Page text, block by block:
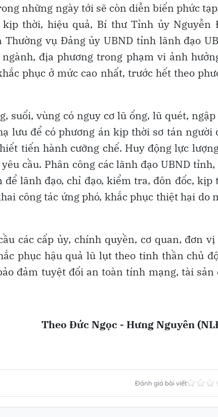
những ngày tới sẽ còn diễn biến phức
thời, hiệu quả, Bí thư Tỉnh ủy Nguyễn
vụ Đảng ủy UBND tỉnh lãnh đạo
địa phương trong phạm vi ảnh
phục ở mức cao nhất, trước hết theo
suối, vùng có nguy cơ lũ ống, lũ quét,
lưu để có phương án kịp thời sơ tán người
tiến hành cưỡng chế. Huy động lực
cầu. Phân công các lãnh đạo UBND tỉnh,
lãnh đạo, chỉ đạo, kiểm tra, đôn đốc, kịp
công tác ứng phó, khắc phục thiệt hại do
các cấp ủy, chính quyền, cơ quan, đơn vị
phục hậu quả lũ lụt theo tinh thần chủ
đảm tuyệt đối an toàn tính mạng, tài sản
Theo Đức Ngọc - Hưng Nguyên
Đánh giá bài viết